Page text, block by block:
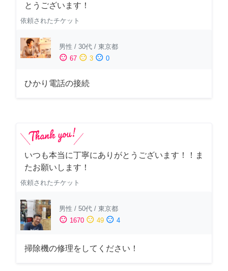
とうございます！
依頼されたチケット
男性 / 30代 / 東京都
sentiment_satisfied 67 sentiment_neutral 3 sentiment_dissatisfied 0
ひかり電話の接続
いつも本当に丁寧にありがとうございます！！ま
たお願いします！
依頼されたチケット
男性 / 50代 / 東京都
sentiment_satisfied 1670 sentiment_neutral 49 sentiment_dissatisfied 4
掃除機の修理をしてください！